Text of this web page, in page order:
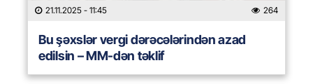
21.11.2025 - 11:45 264
Bu şəxslər vergi dərəcələrindən azad
edilsin – MM-dən təklif